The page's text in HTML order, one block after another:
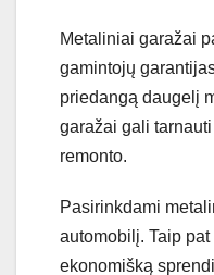
Metaliniai garažai
gamintojų
priedangą daugelį
garažai gali
remonto.
Pasirinkdami
automobilį. Taip
ekonomišką